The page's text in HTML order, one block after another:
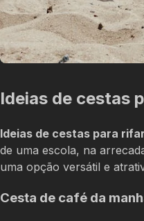
Ideias de cestas
Ideias de cestas para rifar
de uma escola, na
uma opção versátil e
Cesta de café da